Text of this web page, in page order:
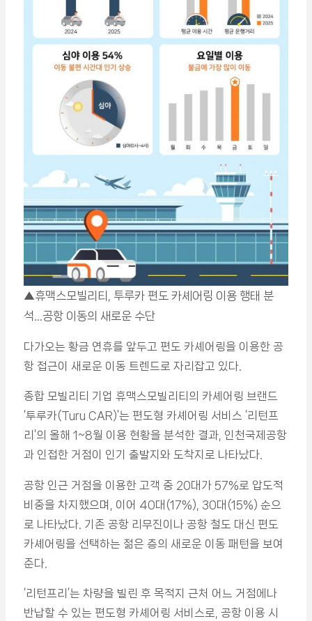
▲휴맥스모빌리티, 투루카 편도 카셰어링 이용 행태 분
석…공항 이동의 새로운 수단
다가오는 황금 연휴를 앞두고 편도 카셰어링을 이용한 공
항 접근이 새로운 이동 트렌드로 자리잡고 있다.
종합 모빌리티 기업 휴맥스모빌리티의 카셰어링 브랜드
‘투루카(Turu CAR)’는 편도형 카셰어링 서비스 ‘리턴프
리’의 올해 1~8월 이용 현황을 분석한 결과, 인천국제공항
과 인접한 거점이 인기 출발지와 도착지로 나타났다.
공항 인근 거점을 이용한 고객 중 20대가 57%로 압도적
비중을 차지했으며, 이어 40대(17%), 30대(15%) 순으
로 나타났다. 기존 공항 리무진이나 공항 철도 대신 편도
카셰어링을 선택하는 젊은 층의 새로운 이동 패턴을 보여
준다.
‘리턴프리’는 차량을 빌린 후 목적지 근처 어느 거점에나
반납할 수 있는 편도형 카셰어링 서비스로, 공항 이용 시